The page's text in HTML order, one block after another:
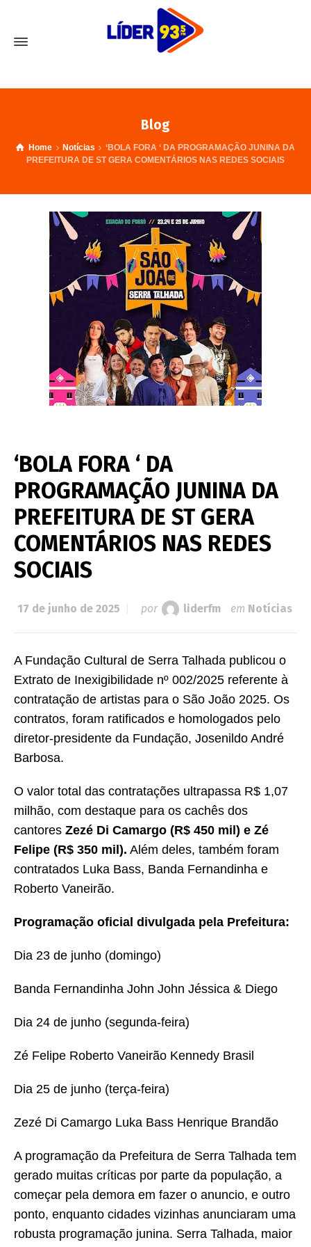
Blog
Home Notícias
‘BOLA FORA ‘ DA PROGRAMAÇÃO JUNINA DA
PREFEITURA DE ST GERA COMENTÁRIOS NAS REDES SOCIAIS
‘BOLA FORA ‘ DA
PROGRAMAÇÃO JUNINA DA
PREFEITURA DE ST GERA
COMENTÁRIOS NAS REDES
SOCIAIS
17 de junho de 2025 por liderfm em Notícias
A Fundação Cultural de Serra Talhada publicou o
Extrato de Inexigibilidade nº 002/2025 referente à
contratação de artistas para o São João 2025. Os
contratos, foram ratificados e homologados pelo
diretor-presidente da Fundação, Josenildo André
Barbosa.
O valor total das contratações ultrapassa R$ 1,07
milhão, com destaque para os cachês dos
cantores Zezé Di Camargo (R$ 450 mil) e Zé
Felipe (R$ 350 mil). Além deles, também foram
contratados Luka Bass, Banda Fernandinha e
Roberto Vaneirão.
Programação oficial divulgada pela Prefeitura:
Dia 23 de junho (domingo)
Banda Fernandinha John John Jéssica & Diego
Dia 24 de junho (segunda-feira)
Zé Felipe Roberto Vaneirão Kennedy Brasil
Dia 25 de junho (terça-feira)
Zezé Di Camargo Luka Bass Henrique Brandão
A programação da Prefeitura de Serra Talhada tem
gerado muitas críticas por parte da população, a
começar pela demora em fazer o anuncio, e outro
ponto, enquanto cidades vizinhas anunciaram uma
robusta programação junina. Serra Talhada, maior